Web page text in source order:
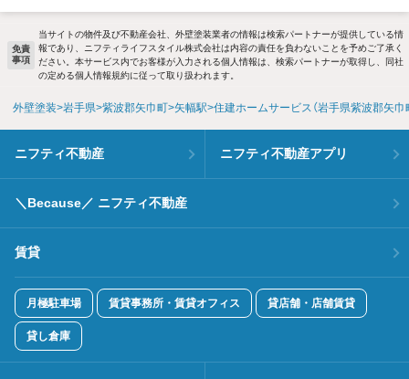
免責
事項
当サイトの物件及び不動産会社、外壁塗装業者の情報は検索パートナーが提供している情
報であり、ニフティライフスタイル株式会社は内容の責任を負わないことを予めご了承く
ださい。本サービス内でお客様が入力される個人情報は、検索パートナーが取得し、同社
の定める個人情報規約に従って取り扱われます。
外壁塗装 岩手県 紫波郡矢巾町 矢幅駅 住建ホームサービス（岩手県紫波郡矢巾
ニフティ不動産 ニフティ不動産アプリ
＼Because／ ニフティ不動産
賃貸
月極駐車場 賃貸事務所・賃貸オフィス 貸店舗・店舗賃貸
貸し倉庫